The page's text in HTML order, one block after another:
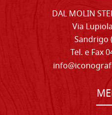
DAL MOLIN
Via
Sandrigo
Tel. e Fax